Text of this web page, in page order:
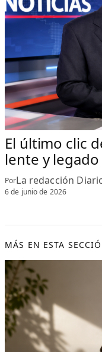
El último clic
lente y
PorLa redacción
6 de junio de 2026
MÁS EN ESTA